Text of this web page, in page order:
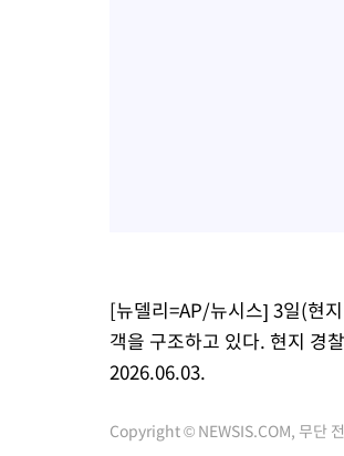
[뉴델리=AP/뉴시스] 3일(현
객을 구조하고 있다. 현지 경
2026.06.03.
Copyright © NEWSIS.COM, 무단